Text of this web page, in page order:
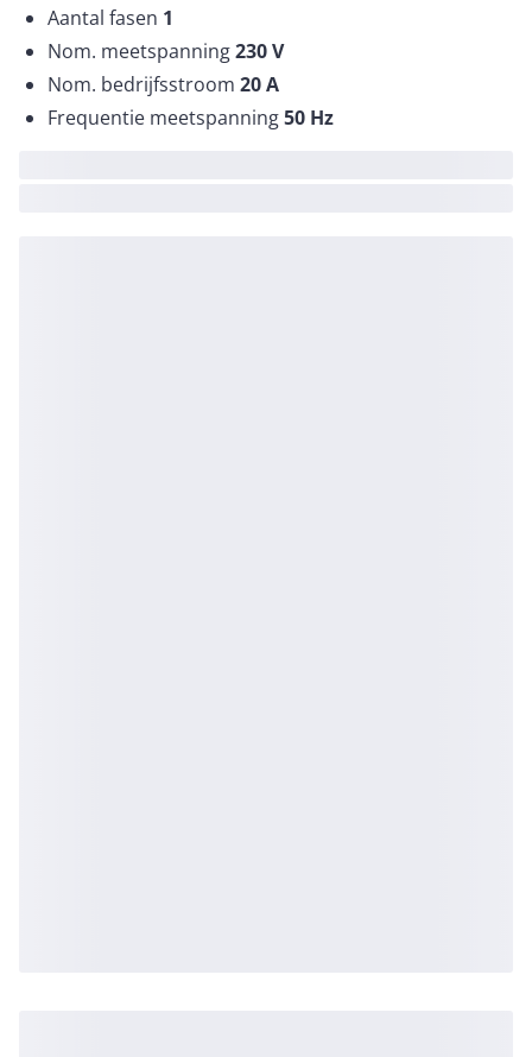
Aantal fasen 1
Nom. meetspanning230V
Nom. bedrijfsstroom 20A
Frequentie meetspanning50 Hz